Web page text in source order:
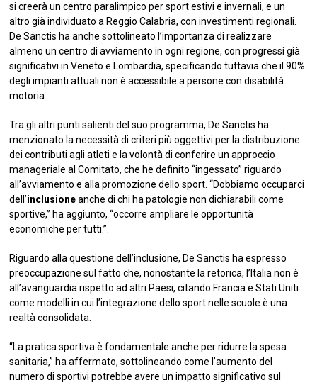
si creerà un centro paralimpico per sport estivi e invernali, e un
altro già individuato a Reggio Calabria, con investimenti regionali.
De Sanctis ha anche sottolineato l’importanza di realizzare
almeno un centro di avviamento in ogni regione, con progressi già
significativi in Veneto e Lombardia, specificando tuttavia che il 90%
degli impianti attuali non è accessibile a persone con disabilità
motoria.
Tra gli altri punti salienti del suo programma, De Sanctis ha
menzionato la necessità di criteri più oggettivi per la distribuzione
dei contributi agli atleti e la volontà di conferire un approccio
manageriale al Comitato, che he definito “ingessato” riguardo
all’avviamento e alla promozione dello sport. “Dobbiamo occuparci
dell’inclusioneanche di chi ha patologie non dichiarabili come
sportive,” ha aggiunto, “occorre ampliare le opportunità
economiche per tutti.”.
Riguardo alla questione dell’inclusione, De Sanctis ha espresso
preoccupazione sul fatto che, nonostante la retorica, l’Italia non è
all’avanguardia rispetto ad altri Paesi, citando Francia e Stati Uniti
come modelli in cui l’integrazione dello sport nelle scuole è una
realtà consolidata.
“La pratica sportiva è fondamentale anche per ridurre la spesa
sanitaria,” ha affermato, sottolineando come l’aumento del
numero di sportivi potrebbe avere un impatto significativo sul